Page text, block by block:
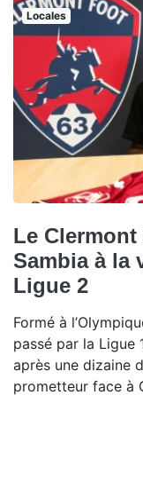
Locales
Le
Sambia à la
Ligue 2
Formé à
passé par la Ligue
après une dizaine
prometteur face à